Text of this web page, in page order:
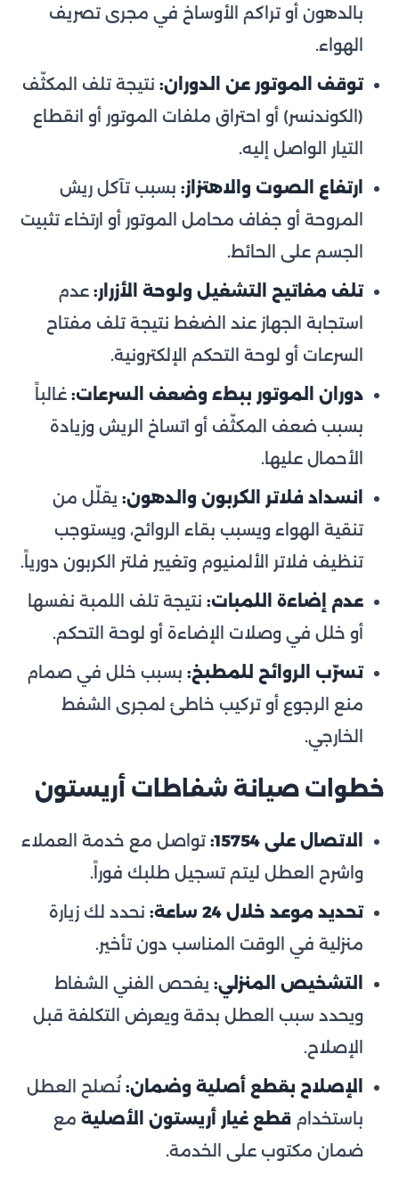
بالدهون أو تراكم الأوساخ في مجرى تصريف
الهواء.
توقف الموتور عن الدوران: نتيجة تلف المكثّف
(الكوندنسر) أو احتراق ملفات الموتور أو انقطاع
التيار الواصل إليه.
ارتفاع الصوت والاهتزاز: بسبب تآكل ريش
المروحة أو جفاف محامل الموتور أو ارتخاء تثبيت
الجسم على الحائط.
تلف مفاتيح التشغيل ولوحة الأزرار: عدم
استجابة الجهاز عند الضغط نتيجة تلف مفتاح
السرعات أو لوحة التحكم الإلكترونية.
دوران الموتور ببطء وضعف السرعات: غالباً
بسبب ضعف المكثّف أو اتساخ الريش وزيادة
الأحمال عليها.
انسداد فلاتر الكربون والدهون: يقلّل من
تنقية الهواء ويسبب بقاء الروائح، ويستوجب
تنظيف فلاتر الألمنيوم وتغيير فلتر الكربون دورياً.
عدم إضاءة اللمبات: نتيجة تلف اللمبة نفسها
أو خلل في وصلات الإضاءة أو لوحة التحكم.
تسرّب الروائح للمطبخ: بسبب خلل في صمام
منع الرجوع أو تركيب خاطئ لمجرى الشفط
الخارجي.
خطوات صيانة شفاطات أريستون
الاتصال على 15754:
تواصل مع خدمة العملاء
واشرح العطل ليتم تسجيل طلبك فوراً.
تحديد موعد خلال 24 ساعة:
نحدد لك زيارة
منزلية في الوقت المناسب دون تأخير.
التشخيص المنزلي: يفحص الفني الشفاط
ويحدد سبب العطل بدقة ويعرض التكلفة قبل
الإصلاح.
الإصلاح بقطع أصلية وضمان: نُصلح العطل
باستخدام قطع غيار أريستون الأصلية مع
ضمان مكتوب على الخدمة.